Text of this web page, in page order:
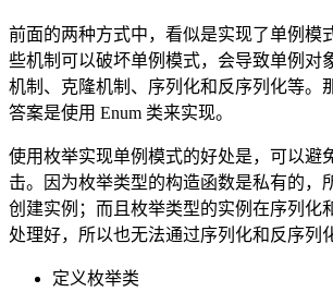
前面的两种方式中，看似是实现了单例模
些机制可以破坏单例模式，会导致单例对
机制、克隆机制、序列化和反序列化等。
答案是使用 Enum 类来实现。
使用枚举实现单例模式的好处是，可以避
击。因为枚举类型的构造函数是私有的，
创建实例；而且枚举类型的实例在序列化
处理好，所以也无法通过序列化和反序列
定义枚举类